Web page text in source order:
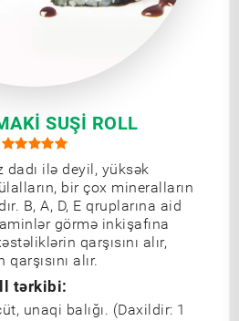
SUŞI ROLL
dadı ilə deyil, yüksək
bir çox mineralların
B, A, D, E qruplarına aid
görmə inkişafına
qarşısını alır,
alır.
tərkibi:
unaqi balığı. (Daxildir: 1